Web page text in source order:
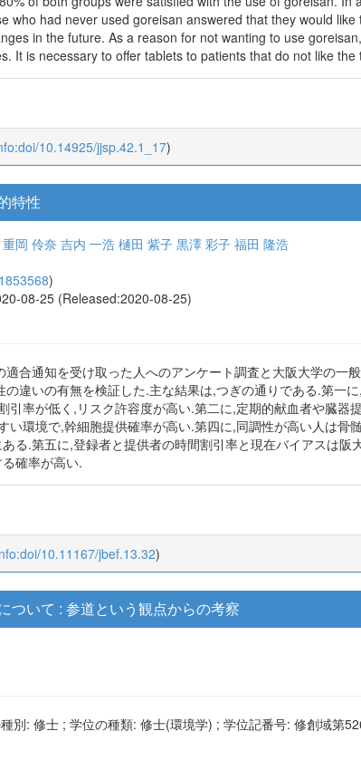
who had never used goreisan answered that they would
in the future. As a reason for not wanting to use
It is necessary to offer tablets to patients that do not like the
10.14925/jjsp.42.1_17)
特性
重岡 伶奈 吉内 一浩 樋田 紫子 黒澤 彩子 福田 隆浩
)
08-25 (Released:2020-08-25)
合通知を受け取った人へのアンケート調査と大阪大学の一
違いの有無を検証した.主な結果は,つぎの通りである.第一
引率が低く,リスク許容度が高い.第二に,定期的献血者や臓器
い環境で,幹細胞提供確率が高い.第四に,同調性が高い人は骨
る.第五に,登録者と提供者の時間割引率と現在バイアスは阪
確率が高い.
10.11167/jbef.13.32)
ついて : 参道という観点からの考察
別: 修士 ; 学位の種類: 修士(環境学) ; 学位記番号: 修創域第